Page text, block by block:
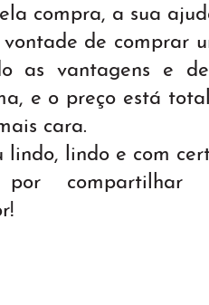
compra, a sua
de comprar
as vantagens e
e o preço está
cara.
lindo, lindo e com
por